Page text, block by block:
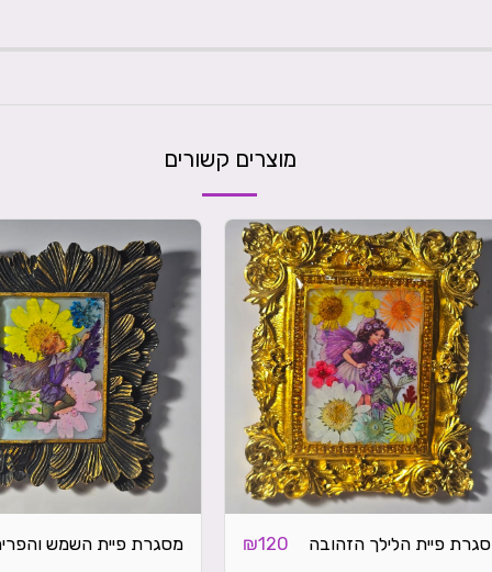
מוצרים קשורים
פיית הלילך הזהובה ₪120 מסגרת פיית השמש